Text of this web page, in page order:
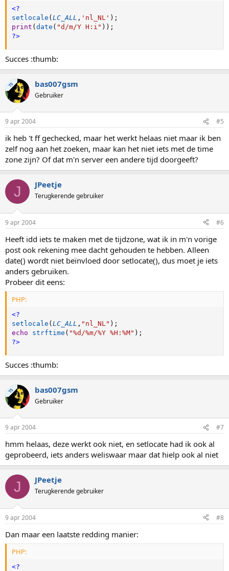
<?
setlocale ( LC_ALL , 'nl_NL' ) ;
print ( date ( "d/m/Y H:i" ) ) ;
?>
Succes :thumb:
TS bas007gsm
Gebruiker
9 apr 2004 #5
ik heb 't ff gechecked, maar het werkt helaas niet maar ik ben
zelf nog aan het zoeken, maar kan het niet iets met de time
zone zijn? Of dat m'n server een andere tijd doorgeeft?
J JPeetje
Terugkerende gebruiker
9 apr 2004 #6
Heeft idd iets te maken met de tijdzone, wat ik in m'n vorige
post ook rekening mee dacht gehouden te hebben. Alleen
date() wordt niet beïnvloed door setlocate(), dus moet je iets
anders gebruiken.
Probeer dit eens:
PHP:
<?
setlocale ( LC_ALL , "nl_NL" ) ;
echo
strftime ( "%d/%m/%Y %H:%M" ) ;
?>
Succes :thumb:
TS bas007gsm
Gebruiker
9 apr 2004 #7
hmm helaas, deze werkt ook niet, en setlocate had ik ook al
geprobeerd, iets anders weliswaar maar dat hielp ook al niet
J JPeetje
Terugkerende gebruiker
9 apr 2004 #8
Dan maar een laatste redding manier:
PHP:
<?